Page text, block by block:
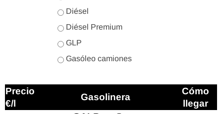
Diésel
Diésel Premium
GLP
Gasóleo camiones
Precio
€/l
Gasolinera
Cómo
llegar